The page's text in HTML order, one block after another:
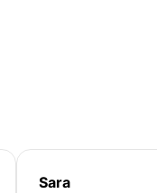
Sara